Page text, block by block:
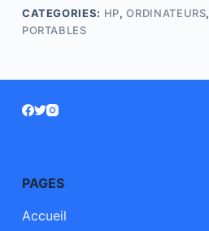
CATEGORIES: HP,ORDINATEURS,
PORTABLES
PAGES
Accueil